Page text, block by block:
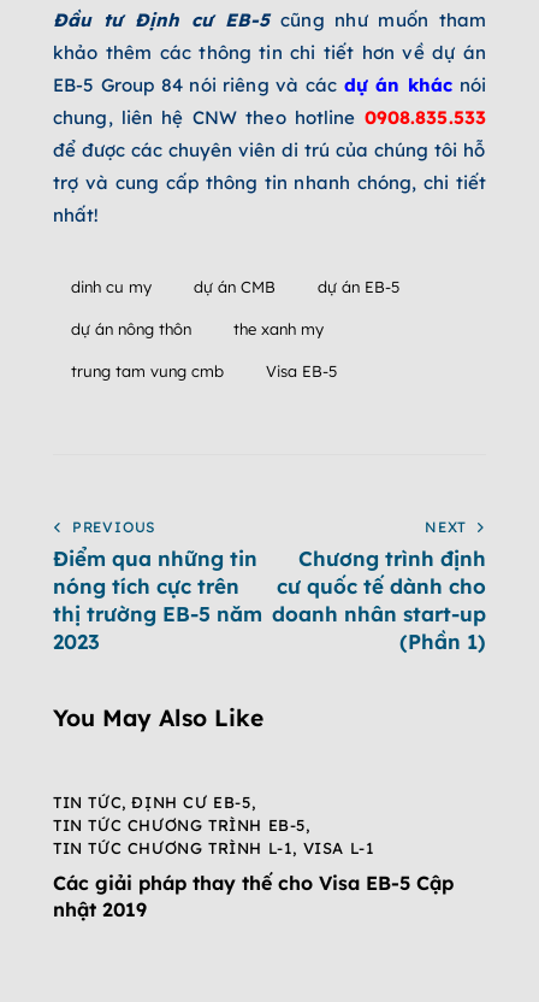
Đầu tư Định cư EB-5 cũng như muốn tham
khảo thêm các thông tin chi tiết hơn về dự án
EB-5 Group 84 nói riêng và các dự án khác nói
chung, liên hệ CNW theo hotline 0908.835.533
để được các chuyên viên di trú của chúng tôi hỗ
trợ và cung cấp thông tin nhanh chóng, chi tiết
nhất!
dinh cu my dự án CMB dự án EB-5
dự án nông thôn the xanh my
trung tam vung cmb Visa EB-5
PREVIOUS
Điểm qua những tin
nóng tích cực trên
thị trường EB-5 năm
2023
NEXT
Chương trình định
cư quốc tế dành cho
doanh nhân start-up
(Phần 1)
You May Also Like
TIN TỨC,ĐỊNH CƯ EB-5,
TIN TỨC CHƯƠNG TRÌNH EB-5,
TIN TỨC CHƯƠNG TRÌNH L-1, VISA L-1
Các giải pháp thay thế cho Visa EB-5 Cập
nhật 2019